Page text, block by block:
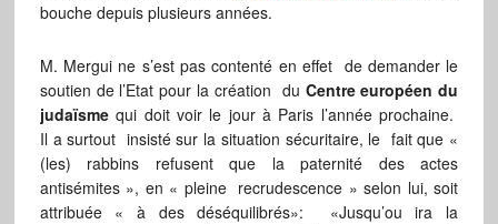
bouche depuis plusieurs années.
M. Mergui ne s’est pas contenté en effet de demander le
soutien de l’Etat pour la création du Centre européen du
judaïsmequi doit voir le jour à Paris l’année prochaine.
Il a surtout insisté sur la situation sécuritaire, le fait que «
(les) rabbins refusent que la paternité des actes
antisémites », en « pleine recrudescence » selon lui, soit
attribuée « à des déséquilibrés»: «Jusqu’ou ira la